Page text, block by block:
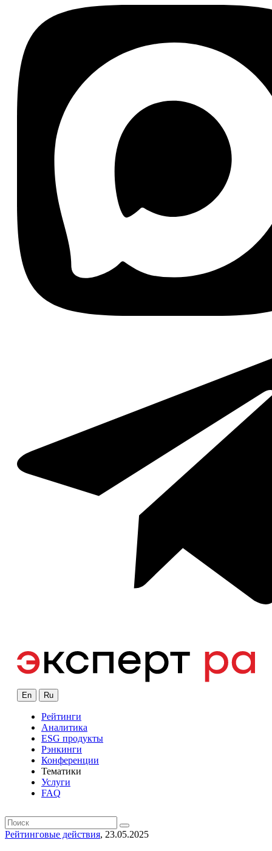
En Ru
Рейтинги
Аналитика
ESG продукты
Рэнкинги
Конференции
Тематики
Услуги
FAQ
Рейтинговые действия, 23.05.2025